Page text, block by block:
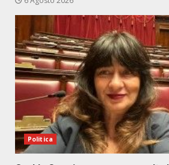
Politica